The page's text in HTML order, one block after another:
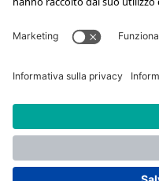
*Prezzo al dettaglio consigliato
Rotax Bike